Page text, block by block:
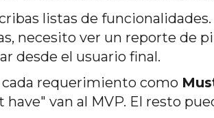
listas de
necesito ver un reporte de
desde el usuario final.
cada requerimiento como
have" van al MVP. El resto